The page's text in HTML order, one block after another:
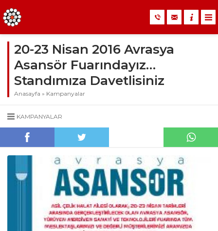
20-23 Nisan 2016 Avrasya
Asansör Fuarındayız…
Standımıza Davetlisiniz
Anasayfa » Kampanyalar
KAMPANYALAR